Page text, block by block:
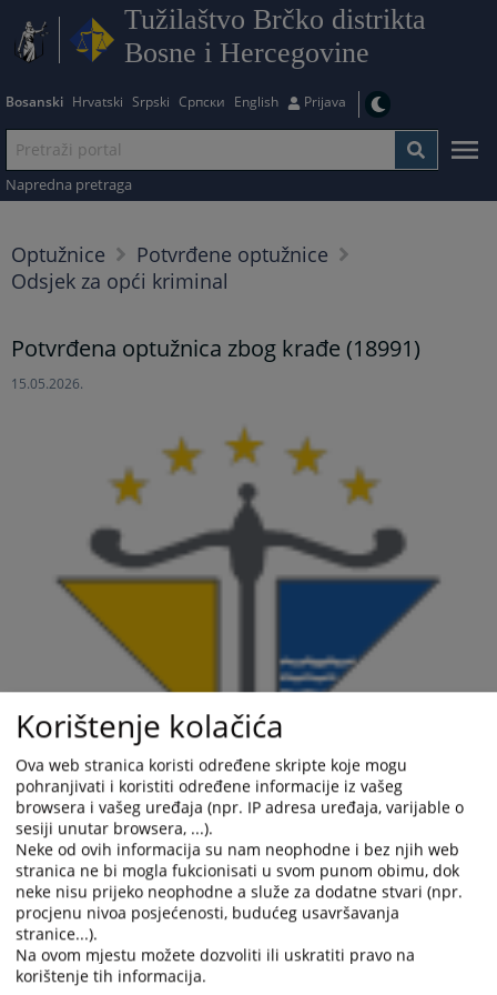
Tužilaštvo Brčko distrikta
Bosne i Hercegovine
Bosanski Hrvatski Srpski Српски English Prijava
Napredna pretraga
Optužnice
Potvrđene optužnice
Odsjek za opći kriminal
Potvrđena optužnica zbog krađe (18991)
15.05.2026.
Korištenje kolačića
Ova web stranica koristi određene skripte koje mogu
pohranjivati i koristiti određene informacije iz vašeg
browsera i vašeg uređaja (npr. IP adresa uređaja, varijable o
sesiji unutar browsera, ...).
Neke od ovih informacija su nam neophodne i bez njih web
stranica ne bi mogla fukcionisati u svom punom obimu, dok
neke nisu prijeko neophodne a služe za dodatne stvari (npr.
procjenu nivoa posjećenosti, budućeg usavršavanja
stranice...).
Na ovom mjestu možete dozvoliti ili uskratiti pravo na
korištenje tih informacija.